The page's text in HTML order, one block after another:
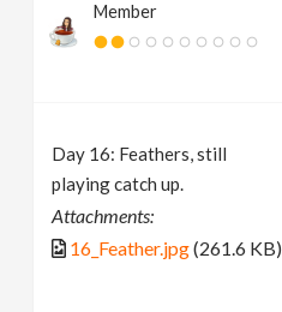
Member
Day 16: Feathers, still
playing catch up.
Attachments:
16_Feather.jpg(261.6 KB)